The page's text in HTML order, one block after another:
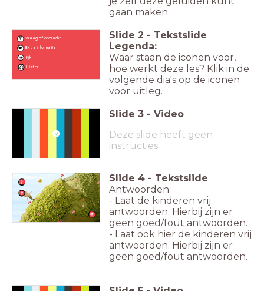
gaan maken.
Vraag of opdracht
Extra informatie
Kijk
Luister
Slide 2 - Tekstslide
Legenda:
Waar staan de iconen voor,
hoe werkt deze les? Klik in de
volgende dia's op de iconen
voor uitleg.
Slide 3 - Video
Deze slide heeft geen
instructies
Slide 4 - Tekstslide
Antwoorden:
- Laat de kinderen vrij
antwoorden. Hierbij zijn er
geen goed/fout antwoorden.
- Laat ook hier de kinderen vrij
antwoorden. Hierbij zijn er
geen goed/fout antwoorden.